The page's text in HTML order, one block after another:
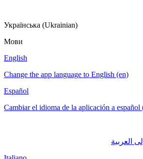
Українська (Ukrainian)
Мови
English
Change the app language to English (en)
Español
Cambiar el idioma de la aplicación a español